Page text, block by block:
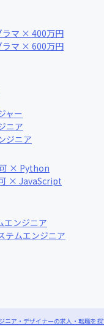
ラマ × 400万円
ラマ × 600万円
ャー
ニア
ジニア
× Python
× JavaScript
エンジニア
テムエンジニア
ニア・デザイナーの求人・転職を